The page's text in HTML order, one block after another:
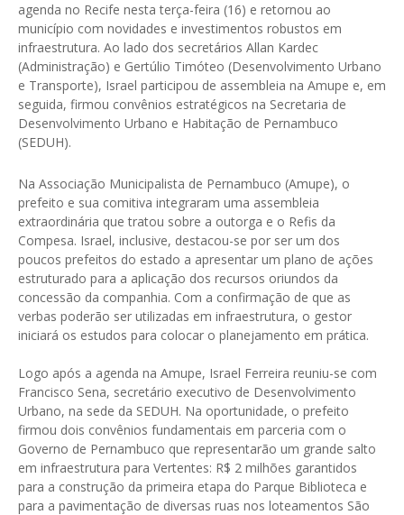
agenda no Recife nesta terça-feira (16) e retornou ao
município com novidades e investimentos robustos em
infraestrutura. Ao lado dos secretários Allan Kardec
(Administração) e Gertúlio Timóteo (Desenvolvimento Urbano
e Transporte), Israel participou de assembleia na Amupe e, em
seguida, firmou convênios estratégicos na Secretaria de
Desenvolvimento Urbano e Habitação de Pernambuco
(SEDUH).
Na Associação Municipalista de Pernambuco (Amupe), o
prefeito e sua comitiva integraram uma assembleia
extraordinária que tratou sobre a outorga e o Refis da
Compesa. Israel, inclusive, destacou-se por ser um dos
poucos prefeitos do estado a apresentar um plano de ações
estruturado para a aplicação dos recursos oriundos da
concessão da companhia. Com a confirmação de que as
verbas poderão ser utilizadas em infraestrutura, o gestor
iniciará os estudos para colocar o planejamento em prática.
Logo após a agenda na Amupe, Israel Ferreira reuniu-se com
Francisco Sena, secretário executivo de Desenvolvimento
Urbano, na sede da SEDUH. Na oportunidade, o prefeito
firmou dois convênios fundamentais em parceria com o
Governo de Pernambuco que representarão um grande salto
em infraestrutura para Vertentes: R$ 2 milhões garantidos
para a construção da primeira etapa do Parque Biblioteca e
para a pavimentação de diversas ruas nos loteamentos São